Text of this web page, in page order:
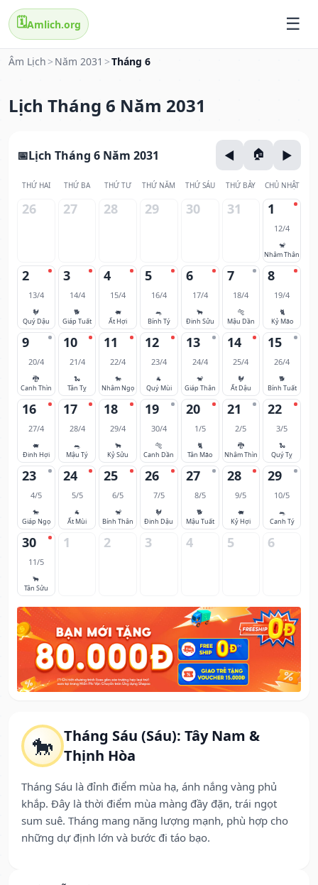
🗓️Amlich.org
Âm Lịch > Năm 2031 >Tháng 6
Lịch Tháng 6 Năm 2031
🐎 Tháng Sáu (Sáu): Tây Nam &
Thịnh Hòa
Tháng Sáu là đỉnh điểm mùa hạ, ánh nắng vàng phủ
khắp. Đây là thời điểm mùa màng đầy đặn, trái ngọt
sum suê. Tháng mang năng lượng mạnh, phù hợp cho
những dự định lớn và bước đi táo bạo.
Lịch Tháng 6 Năm 2031
THỨ HAI THỨ BA THỨ TƯ THỨ NĂM THỨ SÁU THỨ BẢY CHỦ NHẬT
26 27 28 29 30 31 1
12/4
🐒
Nhâm Thân
2
13/4
🐓
Quý Dậu
3
14/4
🐕
Giáp Tuất
4
15/4
🐖
Ất Hợi
5
16/4
🐀
Bính Tý
6
17/4
🐂
Đinh Sửu
7
18/4
🐅
Mậu Dần
8
19/4
🐈
Kỷ Mão
9
20/4
🐉
Canh Thìn
10
21/4
🐍
Tân Tỵ
11
22/4
🐎
Nhâm Ngọ
12
23/4
🐐
Quý Mùi
13
24/4
🐒
Giáp Thân
14
25/4
🐓
Ất Dậu
15
26/4
🐕
Bính Tuất
16
27/4
🐖
Đinh Hợi
17
28/4
🐀
Mậu Tý
18
29/4
🐂
Kỷ Sửu
19
30/4
🐅
Canh Dần
20
1/5
🐈
Tân Mão
21
2/5
🐉
Nhâm Thìn
22
3/5
🐍
Quý Tỵ
23
4/5
🐎
Giáp Ngọ
24
5/5
🐐
Ất Mùi
25
6/5
🐒
Bính Thân
26
7/5
🐓
Đinh Dậu
27
8/5
🐕
Mậu Tuất
28
9/5
🐖
Kỷ Hợi
29
10/5
🐀
Canh Tý
30
11/5
🐂
Tân Sửu
1 2 3 4 5 6